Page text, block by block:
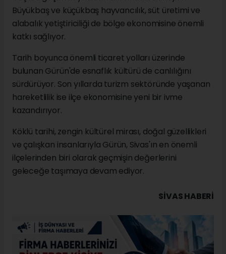
Büyükbaş ve küçükbaş hayvancılık, süt üretimi ve
alabalık yetiştiriciliği de bölge ekonomisine önemli
katkı sağlıyor.
Tarih boyunca önemli ticaret yolları üzerinde
bulunan Gürün'de esnaflık kültürü de canlılığını
sürdürüyor. Son yıllarda turizm sektöründe yaşanan
hareketlilik ise ilçe ekonomisine yeni bir ivme
kazandırıyor.
Köklü tarihi, zengin kültürel mirası, doğal güzellikleri
ve çalışkan insanlarıyla Gürün, Sivas'ın en önemli
ilçelerinden biri olarak geçmişin değerlerini
geleceğe taşımaya devam ediyor.
SIVAS HABERİ